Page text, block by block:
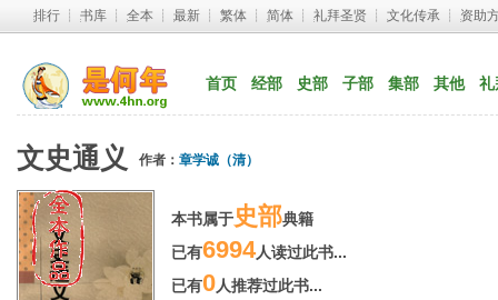
排行 ┊ 书库 ┊ 全本 ┊ 最新 ┊ 繁体 ┊ 简体 ┊ 礼拜圣贤 ┊ 文化传承 ┊ 资助
首页 经部 史部 子部 集部 其他 礼
文史通义 作者： 章学诚（清）
本书属于史部典籍
已有6994人读过此书...
已有0人推荐过此书...